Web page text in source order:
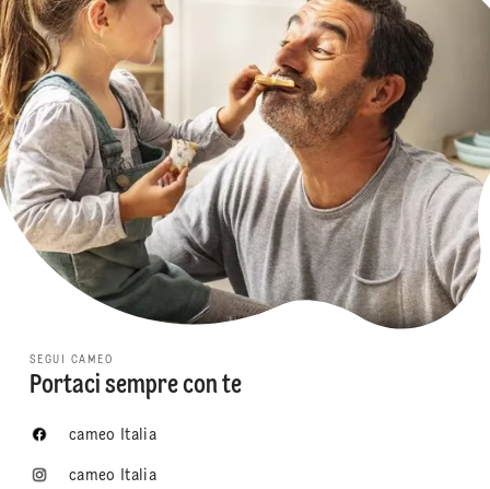
SEGUI CAMEO
Portaci sempre con te
cameo Italia
cameo Italia